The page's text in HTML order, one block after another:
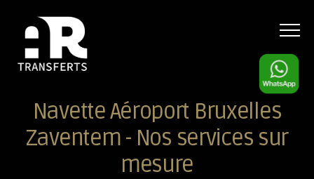
Navette Aéroport Bruxelles
Zaventem - Nos services sur
mesure